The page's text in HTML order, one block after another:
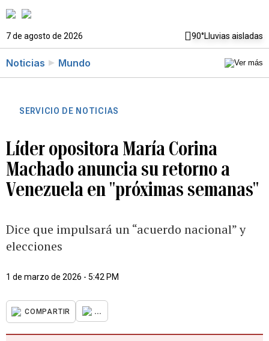
7 de agosto de 2026 90°Lluvias aisladas
Noticias Mundo
SERVICIO DE NOTICIAS
Líder opositora María Corina
Machado anuncia su retorno a
Venezuela en "próximas semanas"
Dice que impulsará un “acuerdo nacional” y
elecciones
1 de marzo de 2026 - 5:42 PM
COMPARTIR ...